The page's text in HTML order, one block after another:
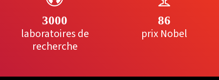
3000
laboratoires de
recherche
86
prix Nobel